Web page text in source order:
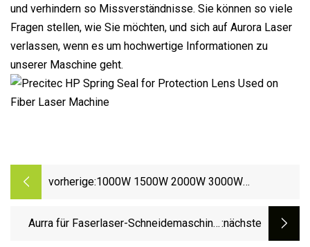
und verhindern so Missverständnisse. Sie können so viele
Fragen stellen, wie Sie möchten, und sich auf Aurora Laser
verlassen, wenn es um hochwertige Informationen zu
unserer Maschine geht.
vorherige:1000W 1500W 2000W 3000W
Schweiß-/Schneidereinigungsmaschine
Aurra für Faserlaser-Schneidemaschine,:nächste